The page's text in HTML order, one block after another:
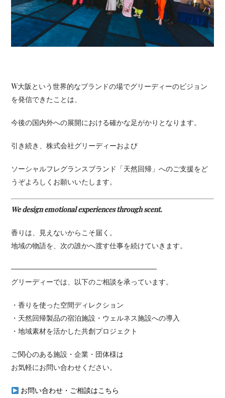
W大阪という世界的なブランドの場でグリーディーのビジョン
を発信できたことは、
今後の国内外への展開における確かな足がかりとなります。
引き続き、株式会社グリーディーおよび
ソーシャルフレグランスブランド「天然回帰」へのご支援をど
うぞよろしくお願いいたします。
We design emotional experiences through scent.
香りは、見えないからこそ届く。
地域の物語を、次の誰かへ渡す仕事を続けていきます。
─────────────────────────────
グリーディーでは、以下のご相談を承っています。
・香りを使った空間ディレクション
・天然回帰製品の宿泊施設・ウェルネス施設への導入
・地域素材を活かした共創プロジェクト
ご関心のある施設・企業・団体様は
お気軽にお問い合わせください。
お問い合わせ・ご相談はこちら